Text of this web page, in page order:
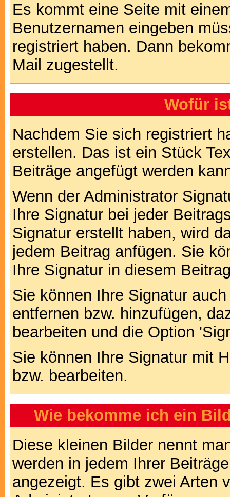
Es kommt eine Seite mit
Benutzernamen eingeben
registriert haben. Dann
Mail zugestellt.
Wofür
Nachdem Sie sich registriert
erstellen. Das ist ein Stück
Beiträge angefügt werden
Wenn der Administrator
Ihre Signatur bei jeder
Signatur erstellt haben, wird
jedem Beitrag anfügen. Sie
Ihre Signatur in diesem
Sie können Ihre Signatur
entfernen bzw. hinzufügen,
bearbeiten und die Option
Sie können Ihre Signatur mit
bzw. bearbeiten.
Wie bekomme ich ein
Diese kleinen Bilder nennt
werden in jedem Ihrer
angezeigt. Es gibt zwei Arten